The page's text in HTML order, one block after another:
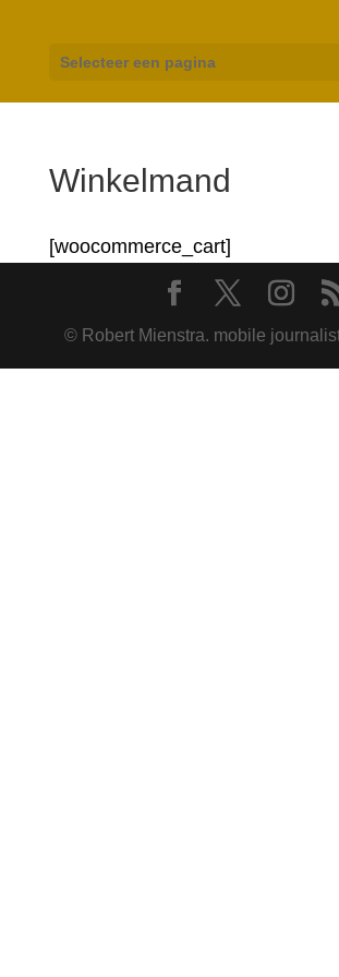
Selecteer een pagina
Winkelmand
[woocommerce_cart]
© Robert Mienstra. mobile